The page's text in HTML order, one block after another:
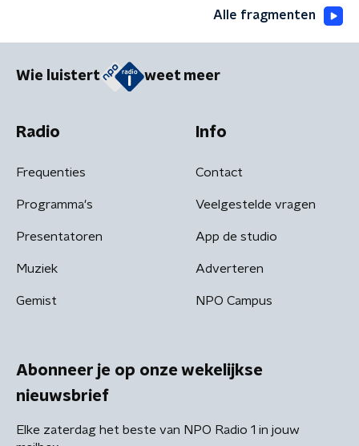
Alle fragmenten
Wie luistert weet meer
Radio
Frequenties
Programma's
Presentatoren
Muziek
Gemist
Info
Contact
Veelgestelde vragen
App de studio
Adverteren
NPO Campus
Abonneer je op onze wekelijkse
nieuwsbrief
Elke zaterdag het beste van NPO Radio 1 in jouw